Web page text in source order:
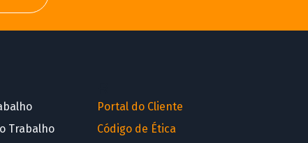
Trabalho
Portal do Cliente
Código de Ética